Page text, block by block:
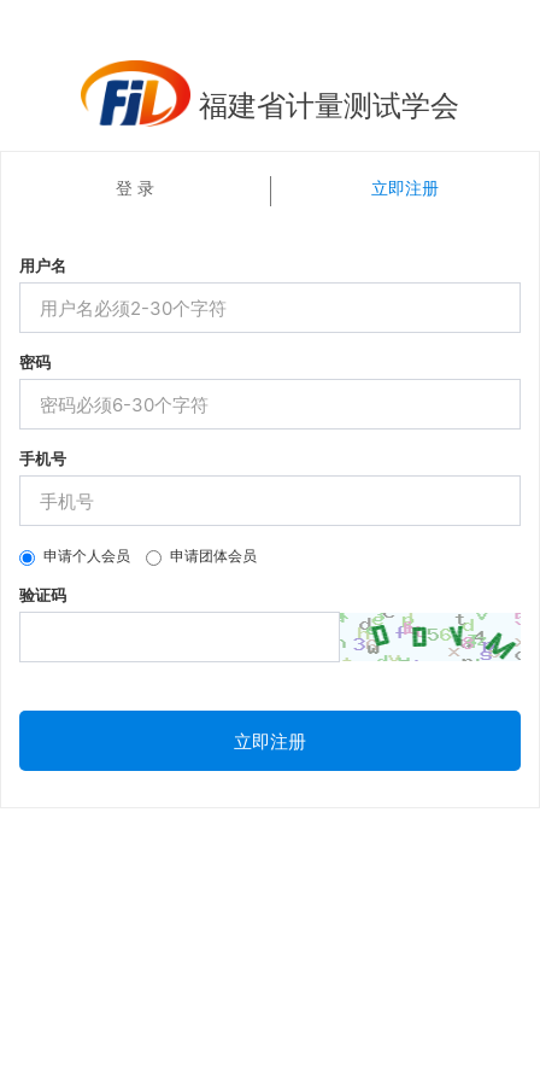
福建省计量测试学会
登 录 立即注册
用户名
密码
手机号
申请个人会员 申请团体会员
验证码
立即注册